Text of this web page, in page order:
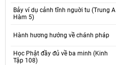
Bảy ví dụ cảnh tĩnh nguời tu (Trung A
Hàm 5)
Hành hương hướng về chánh pháp
Học Phật đầy đủ về ba minh (Kinh
Tập 108)